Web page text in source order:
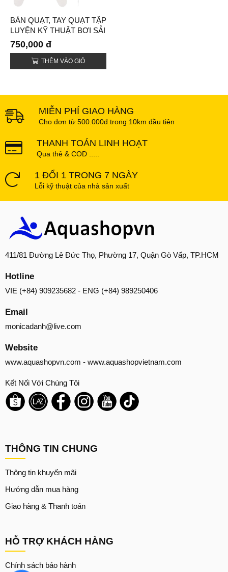
BÀN QUẠT, TAY QUẠT TẬP
LUYỆN KỸ THUẬT BƠI SẢI
FINIS (FREESTYLER
PADDLES)
750,000 đ
THÊM VÀO GIỎ
MIỄN PHÍ GIAO HÀNG
Cho đơn từ 500.000đ trong 10km đầu tiên
THANH TOÁN LINH HOẠT
Qua thẻ & COD .....
1 ĐỔI 1 TRONG 7 NGÀY
Lỗi kỹ thuật của nhà sản xuất
411/81 Đường Lê Đức Thọ, Phường 17, Quận Gò Vấp, TP.HCM
Hotline
VIE (+84) 909235682 - ENG (+84) 989250406
Email
monicadanh@live.com
Website
www.aquashopvn.com - www.aquashopvietnam.com
Kết Nối Với Chúng Tôi
THÔNG TIN CHUNG
Thông tin khuyến mãi
Hướng dẫn mua hàng
Giao hàng & Thanh toán
HỖ TRỢ KHÁCH HÀNG
Chính sách bảo hành